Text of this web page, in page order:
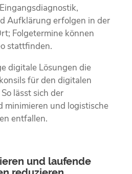
Aufklärung erfolgen in der
Folgetermine können
stattfinden.
digitale Lösungen die
für den digitalen
lässt sich der
und logistische
entfallen.
und laufende